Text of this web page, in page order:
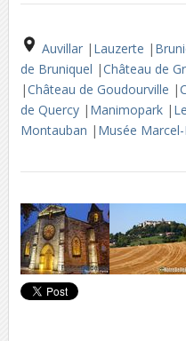
Auvillar | Lauzerte |
de Bruniquel |Château de
|Château de Goudourville |
de Quercy | Manimopark |
Montauban | Musée